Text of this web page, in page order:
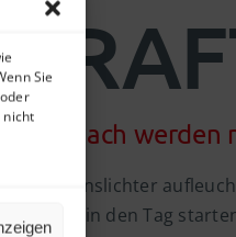
Sie
nicht
wach werden
die Lebenslichter
gut in den Tag